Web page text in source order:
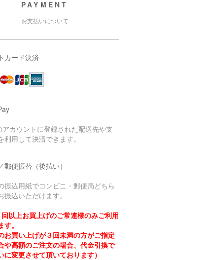
PAYMENT
お支払いについて
カード決済
カウントに登録された配送先や支
利用して決済できます。
郵便振替（後払い）
振込用紙でコンビニ・郵便局どちら
振込いただけます。
以上お買上げのご常連様のみご利用
。
お買い上げが３回未満の方がご指定
や高額のご注文の場合、代金引換で
に変更させて頂いております）